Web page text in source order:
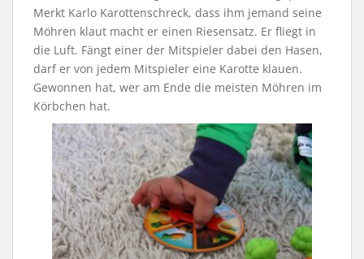
Merkt Karlo Karottenschreck, dass ihm jemand seine
Möhren klaut macht er einen Riesensatz. Er fliegt in
die Luft. Fängt einer der Mitspieler dabei den Hasen,
darf er von jedem Mitspieler eine Karotte klauen.
Gewonnen hat, wer am Ende die meisten Möhren im
Körbchen hat.